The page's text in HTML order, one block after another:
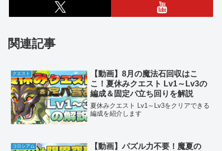
関連記事
クエスト
【動画】8月の魔法石回収はこ
こ！夏休みクエスト Lv1～Lv3の
編成＆固定パ立ち回りを解説
夏休みクエスト Lv1～Lv3をクリアできる
編成を紹介します
コロシアム
【動画】パズル力不要！魔夏の